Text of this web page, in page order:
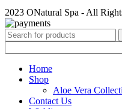
2023 ONatural Spa - All
Home
Shop
Aloe Vera
Contact Us